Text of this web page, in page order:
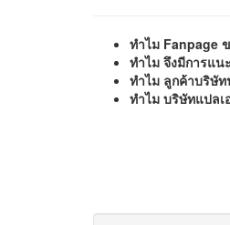
ทำไม Fanpage
ทำไม จึงมีการแ
ทำไม ลูกค้าบริษั
ทำไม บริษัทแปล